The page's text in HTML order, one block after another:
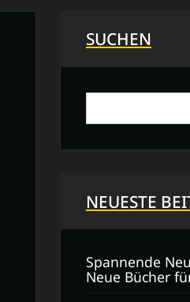
SUCHEN
NEUESTE
Spannende
Neue Bücher